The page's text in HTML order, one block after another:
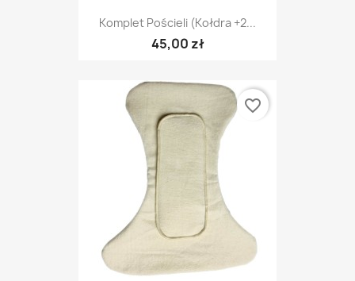
Komplet Pościeli (kołdra +2...
45,00 zł
favorite_border